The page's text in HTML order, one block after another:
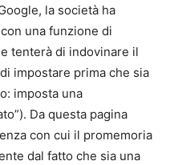
la società ha
una funzione di
tenterà di indovinare il
impostare prima che sia
imposta una
Da questa pagina
con cui il promemoria
dal fatto che sia una